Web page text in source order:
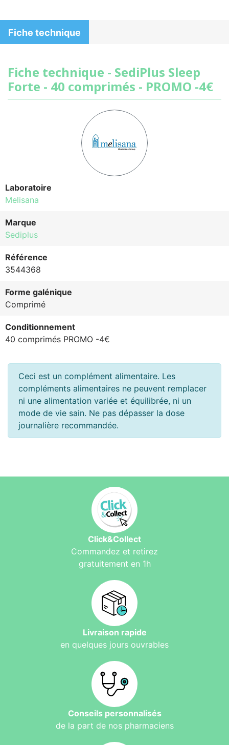
Fiche technique
Fiche technique - SediPlus Sleep
Forte - 40 comprimés - PROMO -4€
Laboratoire
Melisana
Marque
Sediplus
Référence
3544368
Forme galénique
Comprimé
Conditionnement
40 comprimés PROMO -4€
Ceci est un complément alimentaire. Les
compléments alimentaires ne peuvent remplacer
ni une alimentation variée et équilibrée, ni un
mode de vie sain. Ne pas dépasser la dose
journalière recommandée.
Click&Collect
Commandez et retirez
gratuitement en 1h
Livraison rapide
en quelques jours ouvrables
Conseils personnalisés
de la part de nos pharmaciens